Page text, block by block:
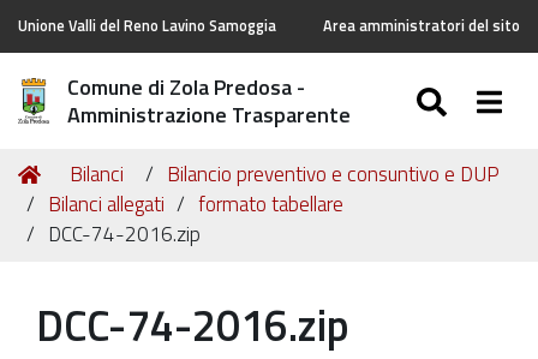
Unione Valli del Reno Lavino Samoggia Area amministratori del sito
Comune di Zola Predosa -
Amministrazione Trasparente
Tu
sei
qui:
Home
Bilanci
Bilancio preventivo e consuntivo e DUP
Bilanci allegati
formato tabellare
DCC-74-2016.zip
DCC-74-2016.zip